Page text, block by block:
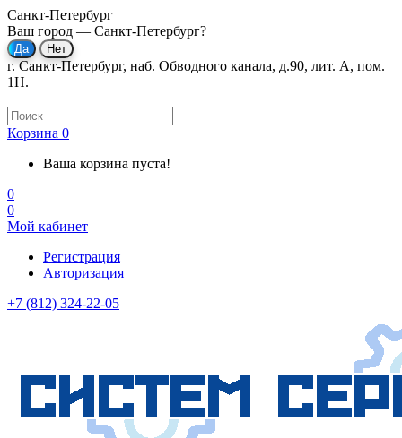
Санкт-Петербург
Ваш город — Санкт-Петербург?
г. Санкт-Петербург, наб. Обводного канала, д.90, лит. А, пом.
1Н.
Корзина 0
Ваша корзина пуста!
0
0
Мой кабинет
Регистрация
Авторизация
+7 (812) 324-22-05